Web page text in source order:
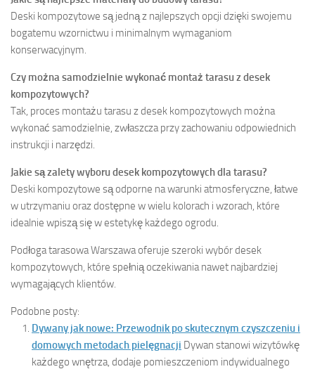
Deski kompozytowe są jedną z najlepszych opcji dzięki swojemu
bogatemu wzornictwu i minimalnym wymaganiom
konserwacyjnym.
Czy można samodzielnie wykonać montaż tarasu z desek
kompozytowych?
Tak, proces montażu tarasu z desek kompozytowych można
wykonać samodzielnie, zwłaszcza przy zachowaniu odpowiednich
instrukcji i narzędzi.
Jakie są zalety wyboru desek kompozytowych dla tarasu?
Deski kompozytowe są odporne na warunki atmosferyczne, łatwe
w utrzymaniu oraz dostępne w wielu kolorach i wzorach, które
idealnie wpiszą się w estetykę każdego ogrodu.
Podłoga tarasowa Warszawa oferuje szeroki wybór desek
kompozytowych, które spełnią oczekiwania nawet najbardziej
wymagających klientów.
Podobne posty:
Dywany jak nowe: Przewodnik po skutecznym czyszczeniu i
domowych metodach pielęgnacji Dywan stanowi wizytówkę
każdego wnętrza, dodaje pomieszczeniom indywidualnego